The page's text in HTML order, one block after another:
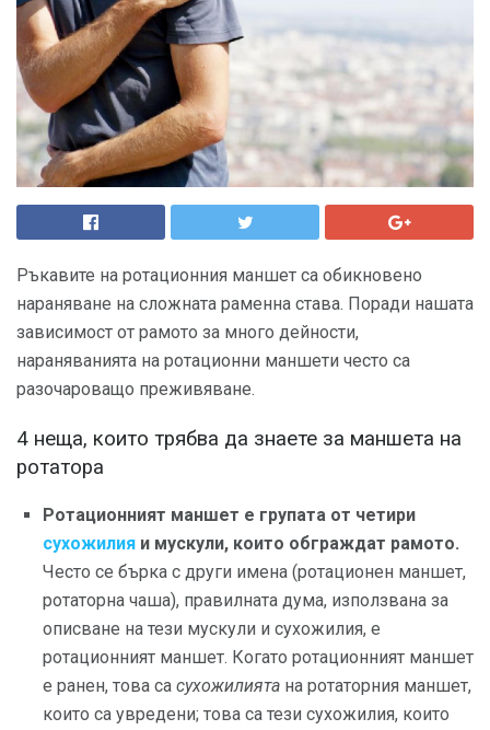
Ръкавите на ротационния маншет са обикновено
нараняване на сложната раменна става. Поради нашата
зависимост от рамото за много дейности,
нараняванията на ротационни маншети често са
разочароващо преживяване.
4 неща, които трябва да знаете за маншета на
ротатора
Ротационният маншет е групата от четири
сухожилия и мускули, които обграждат рамото.
Често се бърка с други имена (ротационен маншет,
ротаторна чаша), правилната дума, използвана за
описване на тези мускули и сухожилия, е
ротационният маншет. Когато ротационният маншет
е ранен, това са сухожилията на ротаторния маншет,
които са увредени; това са тези сухожилия, които